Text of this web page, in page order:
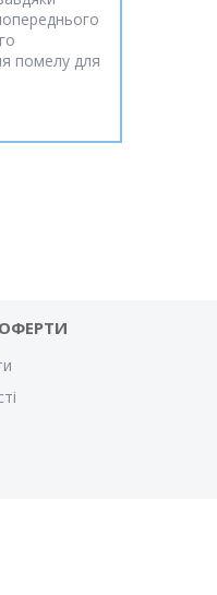
помелу для